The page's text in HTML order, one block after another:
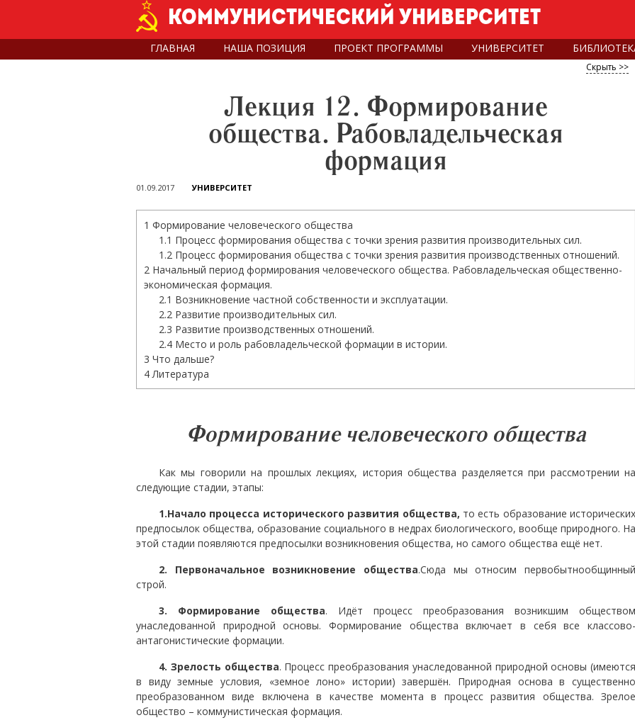
main
Коммунистический университет
ГЛАВНАЯ НАША ПОЗИЦИЯ ПРОЕКТ ПРОГРАММЫ УНИВЕРСИТЕТ
Скрыть >>
Лекция 12. Формирование
общества. Рабовладельческая
формация
01.09.2017 УНИВЕРСИТЕТ
1 Формирование человеческого общества
1.1 Процесс формирования общества с точки зрения развития производительных сил.
1.2 Процесс формирования общества с точки зрения развития производственных отношений.
2 Начальный период формирования человеческого общества. Рабовладельческая общественно-
экономическая формация.
2.1 Возникновение частной собственности и эксплуатации.
2.2 Развитие производительных сил.
2.3 Развитие производственных отношений.
2.4 Место и роль рабовладельческой формации в истории.
3 Что дальше?
4Литература
Формирование человеческого общества
Как мы говорили на прошлых лекциях, история общества разделяется при рассмотрении на
следующие стадии, этапы:
1.Начало процесса исторического развития общества, то есть образование исторических
предпосылок общества, образование социального в недрах биологического, вообще природного. На
этой стадии появляются предпосылки возникновения общества, но самого общества ещё нет.
2. Первоначальное возникновение общества.Сюда мы относим первобытнообщинный
строй.
3. Формирование общества. Идёт процесс преобразования возникшим обществом
унаследованной природной основы. Формирование общества включает в себя все классово-
антагонистические формации.
4. Зрелость общества. Процесс преобразования унаследованной природной основы (имеются
в виду земные условия, «земное лоно» истории) завершён. Природная основа в существенно
преобразованном виде включена в качестве момента в процесс развития общества. Зрелое
общество – коммунистическая формация.